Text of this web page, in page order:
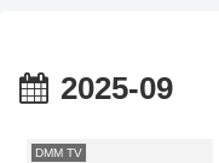
2025-09
DMM TV